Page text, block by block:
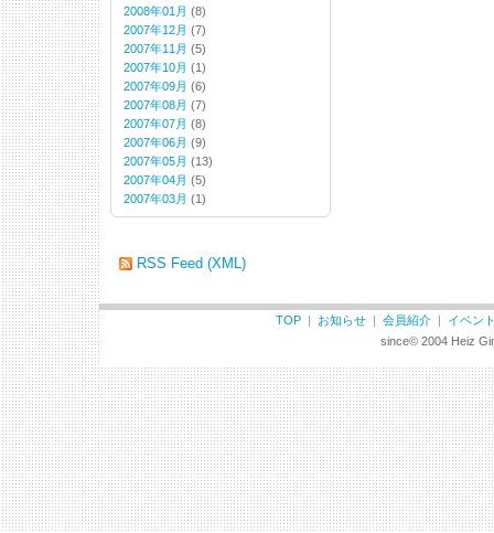
2008年01月 (8)
2007年12月 (7)
2007年11月 (5)
2007年10月 (1)
2007年09月 (6)
2007年08月 (7)
2007年07月 (8)
2007年06月 (9)
2007年05月 (13)
2007年04月 (5)
2007年03月 (1)
RSS Feed (XML)
TOP | お知らせ | 会員紹介 | イベン
since© 2004 Heiz